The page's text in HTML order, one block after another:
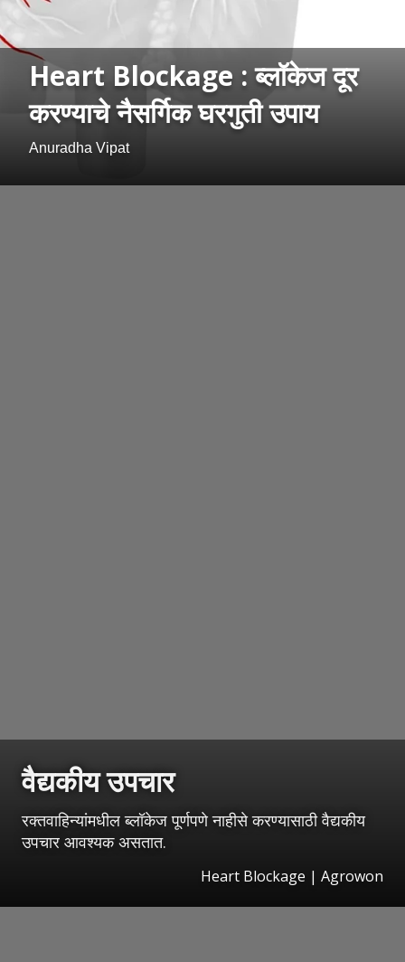
Heart Blockage : ब्लॉकेज दूर
करण्याचे नैसर्गिक घरगुती उपाय
Anuradha Vipat
वैद्यकीय उपचार
रक्तवाहिन्यांमधील ब्लॉकेज पूर्णपणे नाहीसे करण्यासाठी वैद्यकीय
उपचार आवश्यक असतात.
Heart Blockage | Agrowon